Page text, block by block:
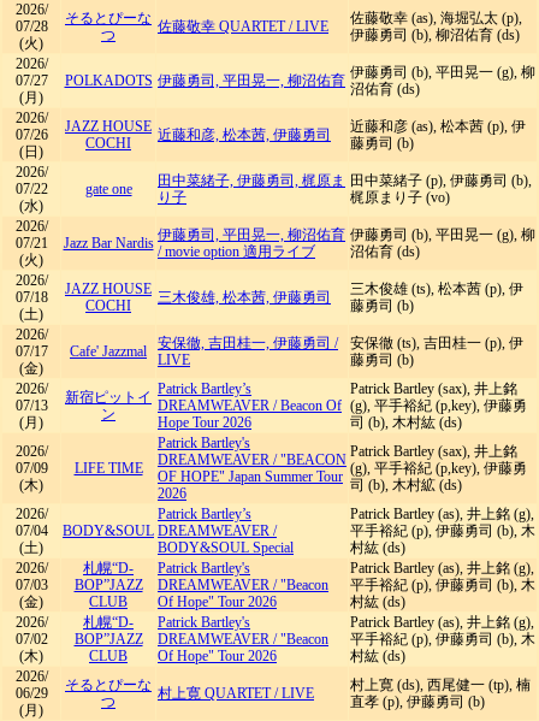
2026/
07/28
(火)
そるとぴーな
つ
佐藤敬幸 QUARTET/LIVE
佐藤敬幸 (as), 海堀弘太 (p),
伊藤勇司 (b), 柳沼佑育 (ds)
2026/
07/27
(月)
POLKADOTS 伊藤勇司, 平田晃一, 柳沼佑育 伊藤勇司 (b), 平田晃一 (g), 柳
沼佑育 (ds)
2026/
07/26
(日)
JAZZ HOUSE
COCHI
近藤和彦, 松本茜, 伊藤勇司
近藤和彦 (as), 松本茜 (p), 伊
藤勇司 (b)
2026/
07/22
(水)
gate one
田中菜緒子, 伊藤勇司, 梶原ま
り子
田中菜緒子 (p), 伊藤勇司 (b),
梶原まり子 (vo)
2026/
07/21
(火)
Jazz Bar Nardis 伊藤勇司, 平田晃一, 柳沼佑育
/movie option 適用ライブ
伊藤勇司 (b), 平田晃一 (g), 柳
沼佑育 (ds)
2026/
07/18
(土)
JAZZ HOUSE
COCHI
三木俊雄, 松本茜, 伊藤勇司
三木俊雄 (ts), 松本茜 (p), 伊
藤勇司 (b)
2026/
07/17
(金)
Cafe' Jazzmal 安保徹, 吉田桂一, 伊藤勇司 /
LIVE
安保徹 (ts), 吉田桂一 (p), 伊
藤勇司 (b)
2026/
07/13
(月)
新宿ピットイ
ン
Patrick Bartley’s
DREAMWEAVER /Beacon Of
Hope Tour 2026
Patrick Bartley (sax), 井上銘
(g), 平手裕紀 (p,key), 伊藤勇
司 (b), 木村紘 (ds)
2026/
07/09
(木)
LIFE TIME
Patrick Bartley's
DREAMWEAVER /"BEACON
OF HOPE" Japan Summer Tour
2026
Patrick Bartley (sax), 井上銘
(g), 平手裕紀 (p,key), 伊藤勇
司 (b), 木村絋 (ds)
2026/
07/04
(土)
BODY&SOUL
Patrick Bartley’s
DREAMWEAVER /
BODY&SOUL Special
Patrick Bartley (as), 井上銘 (g),
平手裕紀 (p), 伊藤勇司 (b), 木
村紘 (ds)
2026/
07/03
(金)
札幌“D-
BOP”JAZZ
CLUB
Patrick Bartley's
DREAMWEAVER /"Beacon
Of Hope" Tour 2026
Patrick Bartley (as), 井上銘 (g),
平手裕紀 (p), 伊藤勇司 (b), 木
村紘 (ds)
2026/
07/02
(木)
札幌“D-
BOP”JAZZ
CLUB
Patrick Bartley's
DREAMWEAVER /"Beacon
Of Hope" Tour 2026
Patrick Bartley (as), 井上銘 (g),
平手裕紀 (p), 伊藤勇司 (b), 木
村紘 (ds)
2026/
06/29
(月)
そるとぴーな
つ
村上寛 QUARTET/LIVE
村上寛 (ds), 西尾健一 (tp), 楠
直孝 (p), 伊藤勇司 (b)